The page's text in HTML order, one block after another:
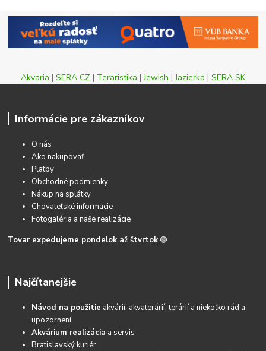
Akvaria | SERA CZ | Teraristika |Jewish |Jazierka | SERA SK
Informácie pre zákazníkov
O nás
Ako nakupovať
Platby
Obchodné podmienky
Nákup na splátky
Chovateľské informácie
Fotogaléria a naše realizácie
Tovar expedujeme pondelok až štvrtok 🟢
Najčítanejšie
Návod na použitie akvárií, akvaterárií, terárií a niekoľko rád a
upozornení
Akvárium realizácia a servis
Bratislavský kuriér